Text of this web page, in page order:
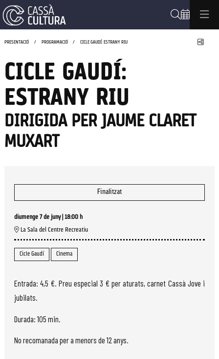
PRESENTACIÓ PROGRAMACIÓ CICLE GAUDÍ: ESTRANY RIU
CICLE GAUDÍ:
ESTRANY RIU
DIRIGIDA PER JAUME CLARET
MUXART
Finalitzat
diumenge 7 de juny| 18:00 h
La Sala del Centre Recreatiu
Cicle Gaudí Cinema
Entrada: 4,5 €. Preu especial 3 € per aturats, carnet Cassà Jove i
jubilats.
Durada: 105 min.
No recomanada per a menors de 12 anys.